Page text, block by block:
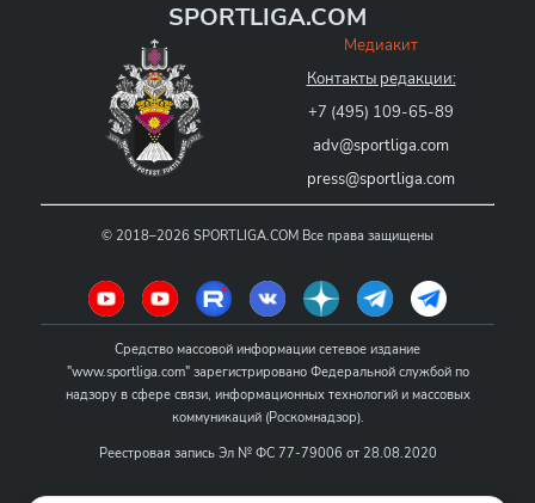
SPORTLIGA.COM
Медиакит
Контакты редакции:
+7 (495) 109-65-89
adv@sportliga.com
press@sportliga.com
© 2018–2026 SPORTLIGA.COM Все права защищены
Средство массовой информации сетевое издание
"www.sportliga.com" зарегистрировано Федеральной службой по
надзору в сфере связи, информационных технологий и массовых
коммуникаций (Роскомнадзор).
Реестровая запись Эл № ФС 77-79006 от 28.08.2020